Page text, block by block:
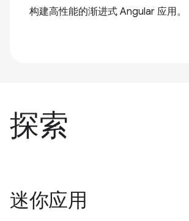
构建高性能的渐进式 Angular 应用。
探索
迷你应用